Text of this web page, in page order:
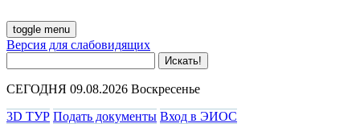
toggle menu
Версия для слабовидящих
СЕГОДНЯ 09.08.2026 Воскресенье
3D ТУР Подать документы Вход в ЭИОС